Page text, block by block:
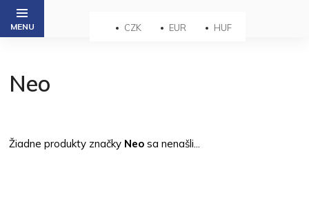
Prejsť
obsah
CZK EUR HUF
Neo
Žiadne produkty značky Neo sa nenašli...